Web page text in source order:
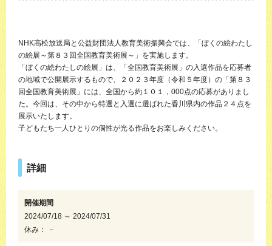
NHK高松放送局と公益財団法人教育美術振興会では、「ぼくの絵わたし
の絵展～第８３回全国教育美術展～」を実施します。
「ぼくの絵わたしの絵展」は、「全国教育美術展」の入選作品を応募者
の地域で公開展示するもので、２０２３年度（令和５年度）の「第８３
回全国教育美術展」には、全国から約１０１，000点の応募がありまし
た。今回は、その中から特選と入選に選ばれた香川県内の作品２４点を
展示いたします。
子どもたち一人ひとりの個性が光る作品をお楽しみください。
詳細
開催期間
2024/07/18 ～ 2024/07/31
休み： －